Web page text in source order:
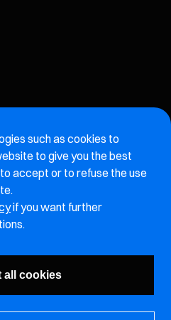
such as cookies to
to give you the best
accept or to refuse the use
if you want further
all cookies